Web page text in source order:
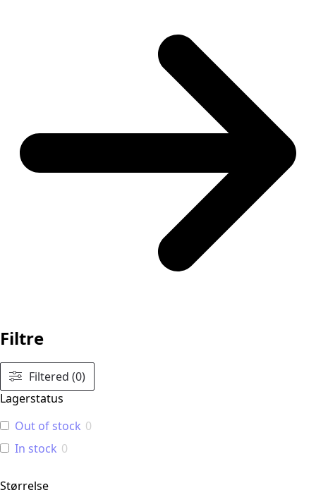
Filtre
Filtered (0)
Lagerstatus
Out of stock 0
In stock 0
Størrelse